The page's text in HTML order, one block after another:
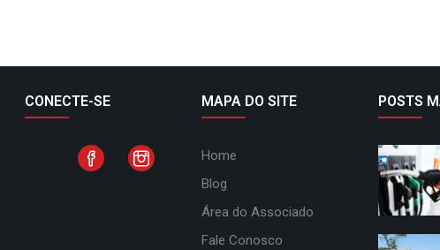
CONECTE-SE MAPA DO SITE
Home
Blog
Área do Associado
Fale Conosco
POSTS